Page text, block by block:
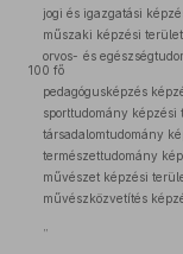
jogi és igazgatási
műszaki képzési
orvos- és
100 fő
pedagógusképzés
sporttudomány
társadalomtudomány
természettudomány
művészet képzési
művészközvetítés
”